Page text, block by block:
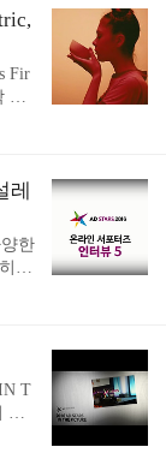
실
광
다!
Fir
Lif
시
드
,
에
,
레
한
가
광
서
T
폐